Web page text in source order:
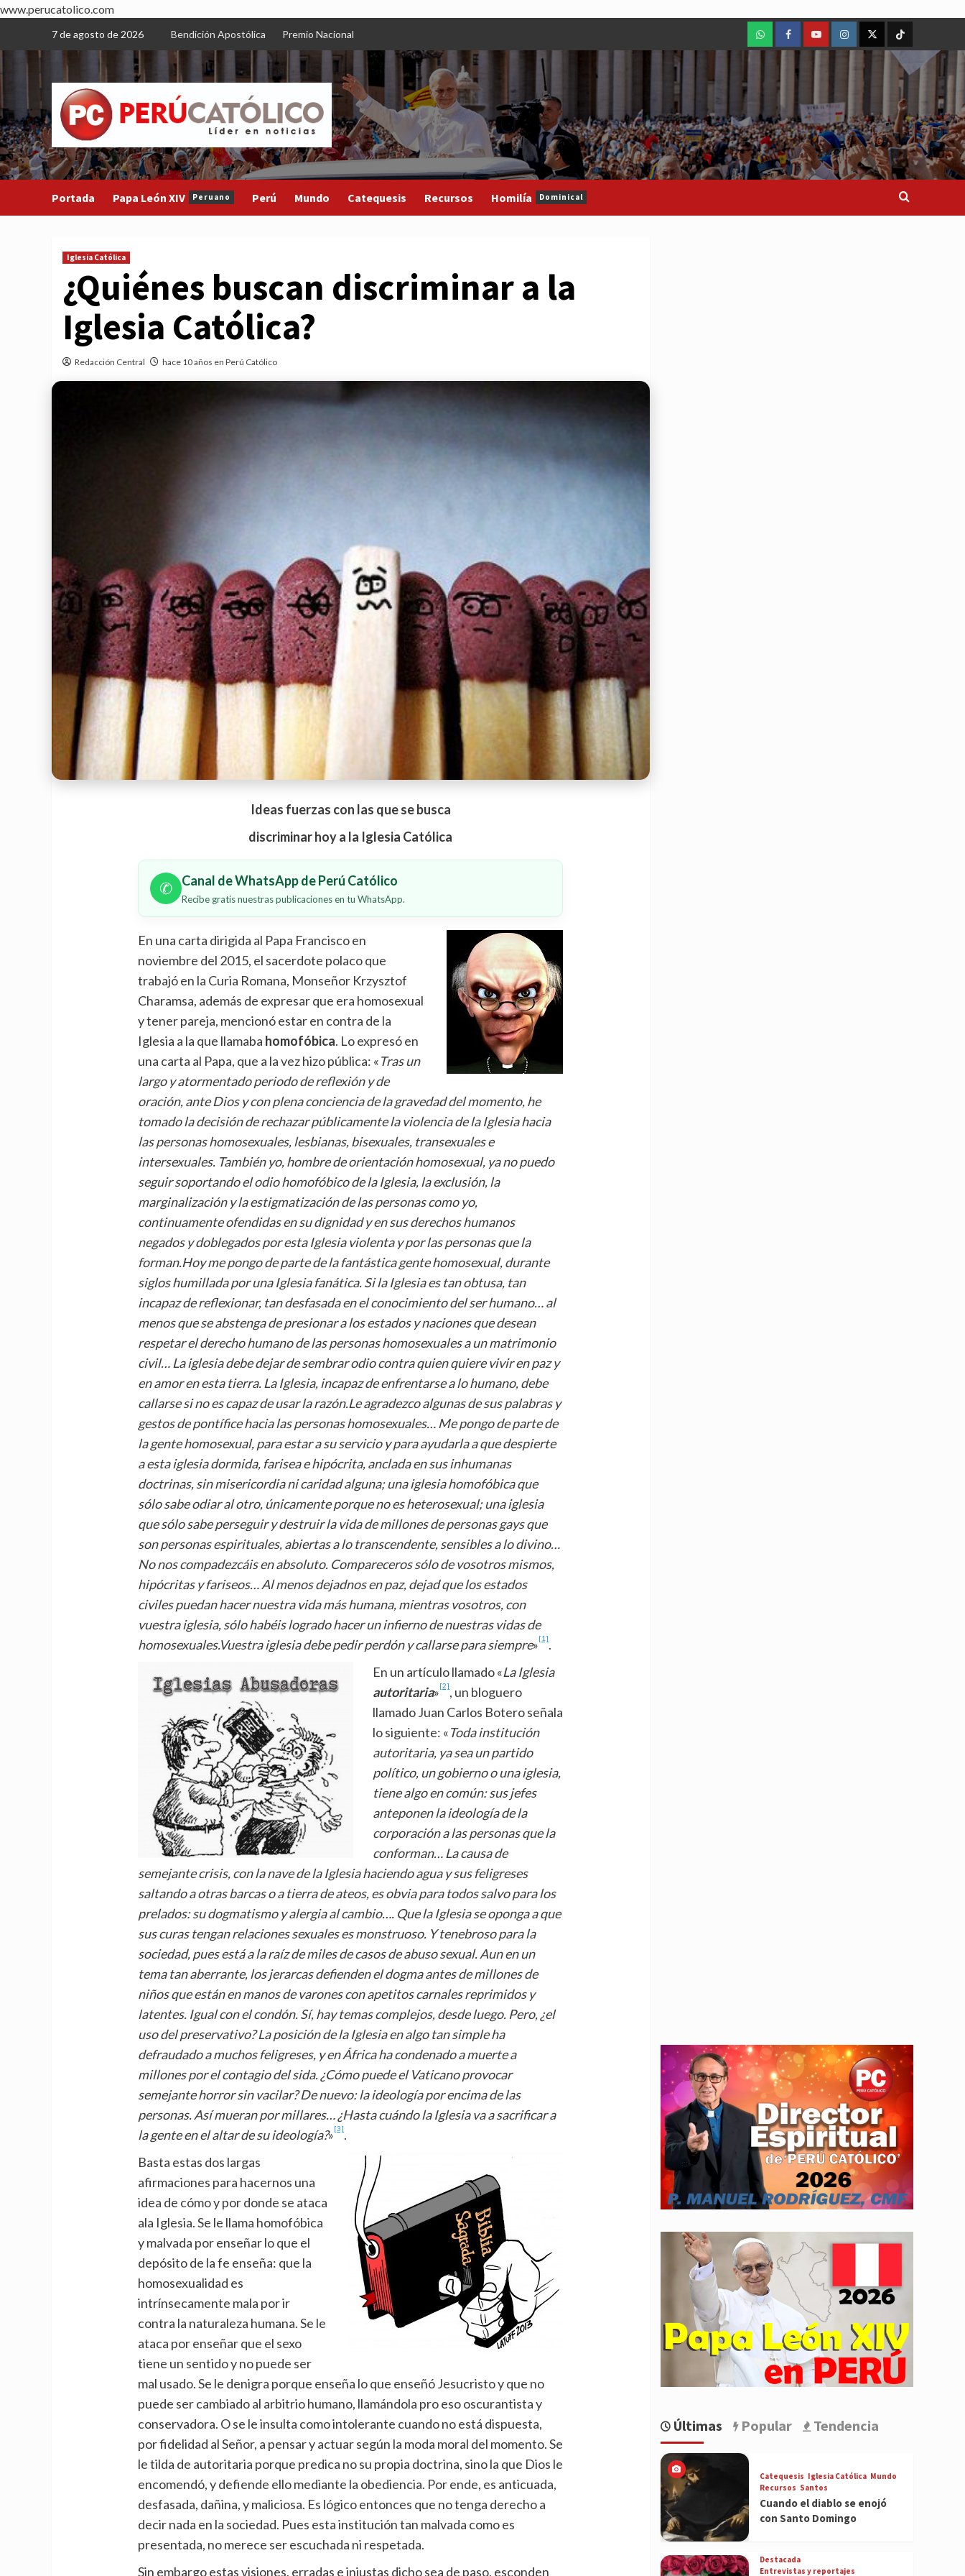
www.perucatolico.com
content
7 de agosto de 2026 Bendición Apostólica Premio Nacional
WhatsAppFacebookYoutubeInstagram
X TikTok
Portada Papa León XIV Peruano Perú Mundo Catequesis Recursos Homilía Dominical
Iglesia Católica
¿Quiénes buscan discriminar a la
Iglesia Católica?
Redacción Central hace 10 años en Perú Católico
Ideas fuerzas con las que se busca
discriminar hoy a la Iglesia Católica
✆ Canal de WhatsApp de Perú Católico
Recibe gratis nuestras publicaciones en tu WhatsApp.
En una carta dirigida al Papa Francisco en
noviembre del 2015, el sacerdote polaco que
trabajó en la Curia Romana, Monseñor Krzysztof
Charamsa, además de expresar que era homosexual
y tener pareja, mencionó estar en contra de la
Iglesia a la que llamaba homofóbica. Lo expresó en
una carta al Papa, que a la vez hizo pública: «Tras un
largo y atormentado periodo de reflexión y de
oración, ante Dios y con plenaconciencia de la gravedad del momento, he
tomado la decisión de rechazar públicamente la violencia de la Iglesia hacia
las personas homosexuales, lesbianas, bisexuales, transexuales e
intersexuales. También yo, hombre de orientación homosexual, ya no puedo
seguir soportando el odio homofóbico de la Iglesia, la exclusión, la
marginalización y la estigmatización de las personas como yo,
continuamente ofendidas en su dignidad y en sus derechos humanos
negados y doblegados por esta Iglesia violenta y por las personas que la
forman.Hoy me pongo de parte de la fantástica gente homosexual, durante
siglos humillada por una Iglesia fanática.Si la Iglesia es tan obtusa, tan
incapaz de reflexionar, tan desfasada en el conocimiento del ser humano…al
menos que se abstenga de presionar a los estados y naciones que desean
respetar el derecho humano de las personas homosexuales a un matrimonio
civil… La iglesia debe dejar de sembrar odio contra quien quiere vivir en paz y
en amor en esta tierra. La Iglesia, incapaz de enfrentarse a lo humano, debe
callarse si no es capaz de usar la razón.Le agradezco algunas de sus palabras y
gestos de pontífice hacia las personas homosexuales… Me pongo de parte de
la gente homosexual, para estar a su servicio y para ayudarla a que despierte
a esta iglesia dormida, farisea e hipócrita, anclada en sus inhumanas
doctrinas, sin misericordia ni caridad alguna; una iglesia homofóbica que
sólo sabe odiar al otro,únicamente porque no es heterosexual; una iglesia
que sólo sabe perseguir y destruir la vida de millones de personas gays que
son personas espirituales, abiertas a lo transcendente, sensibles a lo divino…
No nos compadezcáis en absoluto. Compareceros sólo de vosotros mismos,
hipócritas y fariseos…Al menos dejadnos en paz, dejad que los estados
civilespuedan hacer nuestra vida más humana, mientras vosotros, con
vuestra iglesia, sólo habéis logrado hacer un infierno de nuestras vidas de
homosexuales.Vuestra iglesia debe pedir perdón y callarse para siempre»[1].
En un artículo llamado «La Iglesia
autoritaria»[2], un bloguero
llamado Juan Carlos Botero señala
lo siguiente: «Toda institución
autoritaria, ya sea un partido
político, un gobierno o una iglesia,
tiene algo en común: sus jefes
anteponen la ideología de la
corporación a las personas que la
conforman… La causa de
semejante crisis, con la nave de la Iglesia haciendo agua y sus feligreses
saltando a otras barcas o a tierra de ateos, es obvia para todos salvo para los
prelados:su dogmatismo y alergia al cambio…. Que la Iglesia se oponga a que
sus curas tengan relaciones sexuales es monstruoso. Y tenebroso para la
sociedad, pues estáa la raíz de miles de casos de abuso sexual. Aun en un
tema tan aberrante, los jerarcas defienden el dogma antes de millones de
niños que están en manos de varones con apetitos carnales reprimidos y
latentes. Igual con el condón. Sí, hay temas complejos, desde luego. Pero, ¿el
uso del preservativo? La posición de la Iglesia en algo tan simple ha
defraudado a muchos feligreses, y enÁfrica ha condenado a muerte a
millones por el contagio del sida. ¿Cómo puede el Vaticano provocar
semejante horror sin vacilar? De nuevo: la ideología por encima de las
personas. Asímueran por millares… ¿Hasta cuándo la Iglesia va a sacrificar a
la gente en el altar de su ideología?»[3].
Basta estas dos largas
afirmaciones para hacernos una
idea de cómo y por donde se ataca
ala Iglesia. Se le llama homofóbica
y malvada por enseñar lo que el
depósito de la fe enseña: que la
homosexualidad es
intrínsecamente mala por ir
contra la naturaleza humana. Se le
ataca por enseñar que el sexo
tiene un sentido y no puede ser
mal usado. Se le denigra porque enseña lo que enseñó Jesucristo y que no
puede ser cambiado al arbitrio humano, llamándola pro eso oscurantista y
conservadora. O se le insulta como intolerante cuando no está dispuesta,
por fidelidad al Señor, a pensar y actuar según la moda moral del momento. Se
le tilda de autoritaria porque predica no su propia doctrina, sino la que Dios le
encomendó, y defiende ello mediante la obediencia. Por ende, es anticuada,
desfasada, dañina, y maliciosa. Es lógico entonces que no tenga derecho a
decir nada en la sociedad. Pues esta institución tan malvada como es
presentada, no merece ser escuchada ni respetada.
Sin embargo estas visiones, erradas e injustas dicho sea de paso, esconden
Últimas Popular Tendencia
Catequesis Iglesia Católica Mundo
Recursos Santos
Cuando el diablo se enojó
con Santo Domingo
Destacada
Entrevistas y reportajes